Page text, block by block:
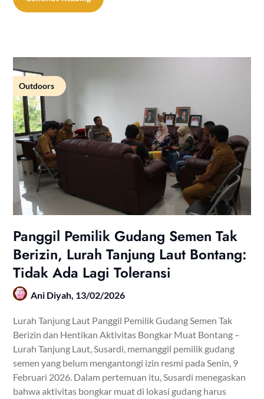
Outdoors
Panggil Pemilik Gudang Semen Tak
Berizin, Lurah Tanjung Laut Bontang:
Tidak Ada Lagi Toleransi
Ani Diyah, 13/02/2026
Lurah Tanjung Laut Panggil Pemilik Gudang Semen Tak
Berizin dan Hentikan Aktivitas Bongkar Muat Bontang –
Lurah Tanjung Laut, Susardi, memanggil pemilik gudang
semen yang belum mengantongi izin resmi pada Senin, 9
Februari 2026. Dalam pertemuan itu, Susardi menegaskan
bahwa aktivitas bongkar muat di lokasi gudang harus